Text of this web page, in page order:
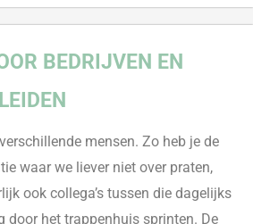
BEDRIJVEN EN
mensen. Zo heb je de
waar we liever niet over praten,
ook collega’s tussen die dagelijks
door het trappenhuis sprinten. De